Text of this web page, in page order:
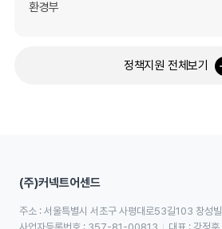
환경부
정책지원 전체보기
(주)커넥트어센드
주소 : 서울특별시 서초구 사평대로53길103 창성